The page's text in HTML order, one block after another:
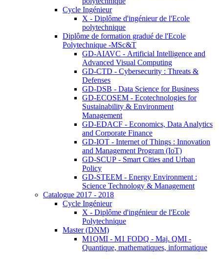
Cycle Ingénieur
X - Diplôme d'ingénieur de l'Ecole
polytechnique
Diplôme de formation gradué de l'Ecole
Polytechnique -MSc&T
GD-AIAVC - Artificial Intelligence and
Advanced Visual Computing
GD-CTD - Cybersecurity : Threats &
Defenses
GD-DSB - Data Science for Business
GD-ECOSEM - Ecotechnologies for
Sustainability & Environment
Management
GD-EDACF - Economics, Data Analytics
and Corporate Finance
GD-IOT - Internet of Things : Innovation
and Management Program (IoT)
GD-SCUP - Smart Cities and Urban
Policy
GD-STEEM - Energy Environment :
Science Technology & Management
Catalogue 2017 - 2018
Cycle Ingénieur
X - Diplôme d'ingénieur de l'Ecole
Polytechnique
Master (DNM)
M1QMI - M1 FODQ - Maj. QMI -
Quantique, mathematiques, informatique